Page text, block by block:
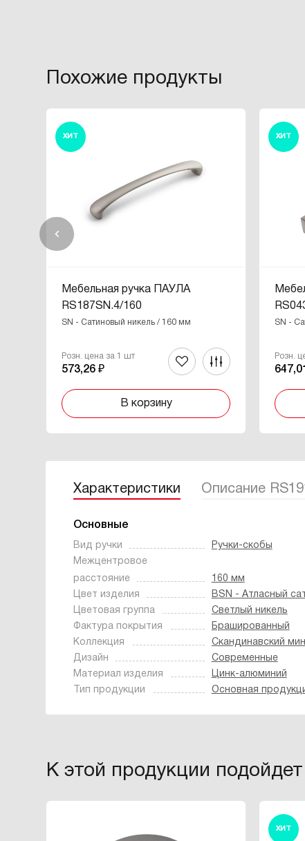
Похожие продукты
ХИТ
Мебельная ручка ПАУЛА
RS187SN.4/160
SN - Cатиновый никель / 160 мм
Розн. цена за 1 шт
573,26 ₽
В корзину
ХИТ
SN -
Розн.
Характеристики Описание
Основные
Вид ручки
Ручки-скобы
Межцентровое
расстояние
160 мм
Цвет изделия
BSN - Атласный
Цветовая группа
Светлый никель
Фактура покрытия
Брашированный
Коллекция
Скандинавский
Дизайн
Современные
Материал изделия
Цинк-алюминий
Тип продукции
Основная
К этой продукции подойдет
ХИТ